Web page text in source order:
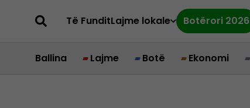
Të FunditLajme lokale Botërori 2026
Ballina Lajme Botë Ekonomi